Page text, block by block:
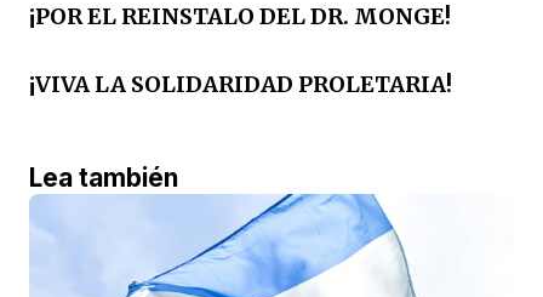
¡POR EL REINSTALO DEL DR. MONGE!
¡VIVA LA SOLIDARIDAD PROLETARIA!
Lea también